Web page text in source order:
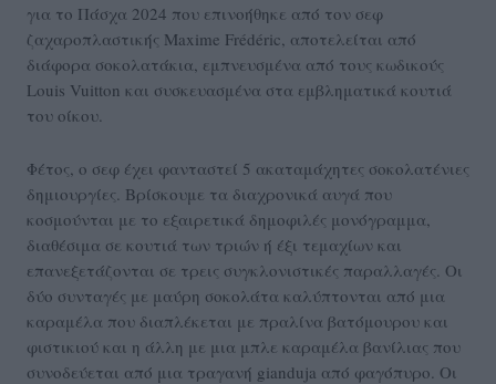
για το Πάσχα 2024 που επινοήθηκε από τον σεφ
ζαχαροπλαστικής Maxime Frédéric, αποτελείται από
διάφορα σοκολατάκια, εμπνευσμένα από τους κωδικούς
Louis Vuitton και συσκευασμένα στα εμβληματικά κουτιά
του οίκου.
Φέτος, ο σεφ έχει φανταστεί 5 ακαταμάχητες σοκολατένιες
δημιουργίες. Βρίσκουμε τα διαχρονικά αυγά που
κοσμούνται με το εξαιρετικά δημοφιλές μονόγραμμα,
διαθέσιμα σε κουτιά των τριών ή έξι τεμαχίων και
επανεξετάζονται σε τρεις συγκλονιστικές παραλλαγές. Οι
δύο συνταγές με μαύρη σοκολάτα καλύπτονται από μια
καραμέλα που διαπλέκεται με πραλίνα βατόμουρου και
φιστικιού και η άλλη με μια μπλε καραμέλα βανίλιας που
συνοδεύεται από μια τραγανή gianduja από φαγόπυρο. Οι